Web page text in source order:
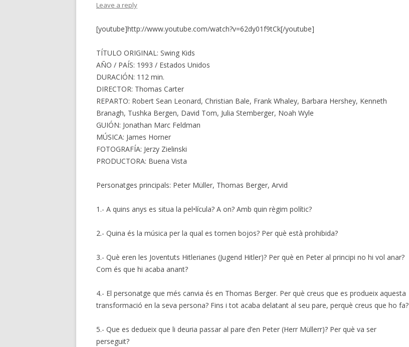
Leave a reply
[youtube]http://www.youtube.com/watch?v=62dy01f9tCk[/youtube]
TÍTULO ORIGINAL: Swing Kids
AÑO / PAÍS: 1993 / Estados Unidos
DURACIÓN: 112 min.
DIRECTOR: Thomas Carter
REPARTO: Robert Sean Leonard, Christian Bale, Frank Whaley, Barbara Hershey, Kenneth
Branagh, Tushka Bergen, David Tom, Julia Stemberger, Noah Wyle
GUIÓN: Jonathan Marc Feldman
MÚSICA: James Horner
FOTOGRAFÍA: Jerzy Zielinski
PRODUCTORA: Buena Vista
Personatges principals: Peter Müller, Thomas Berger, Arvid
1.- A quins anys es situa la pel•lícula? A on? Amb quin règim polític?
2.- Quina és la música per la qual es tornen bojos? Per què està prohibida?
3.- Què eren les Joventuts Hitlerianes (Jugend Hitler)? Per què en Peter al principi no hi vol anar?
Com és que hi acaba anant?
4.- El personatge que més canvia és en Thomas Berger. Per què creus que es produeix aquesta
transformació en la seva persona? Fins i tot acaba delatant al seu pare, perquè creus que ho fa?
5.- Que es dedueix que li deuria passar al pare d’en Peter (Herr Müllerr)? Per què va ser
perseguit?